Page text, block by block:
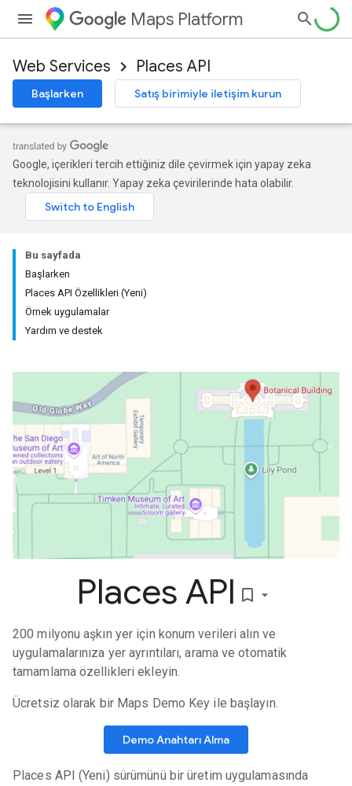
Maps Platform
Web Services Places API
Başlarken Satış birimiyle iletişim kurun
Google, içerikleri tercih ettiğiniz dile çevirmek için yapay zeka
teknolojisini kullanır. Yapay zeka çevirilerinde hata olabilir.
Bu sayfada
Başlarken
Places API Özellikleri (Yeni)
Örnek uygulamalar
Yardım ve destek
Places API bookmark_border
200 milyonu aşkın yer için konum verileri alın ve
uygulamalarınıza yer ayrıntıları, arama ve otomatik
tamamlama özellikleri ekleyin.
Ücretsiz olarak bir Maps Demo Key ile başlayın.
Demo Anahtarı Alma
Places API (Yeni) sürümünü bir üretim uygulamasında